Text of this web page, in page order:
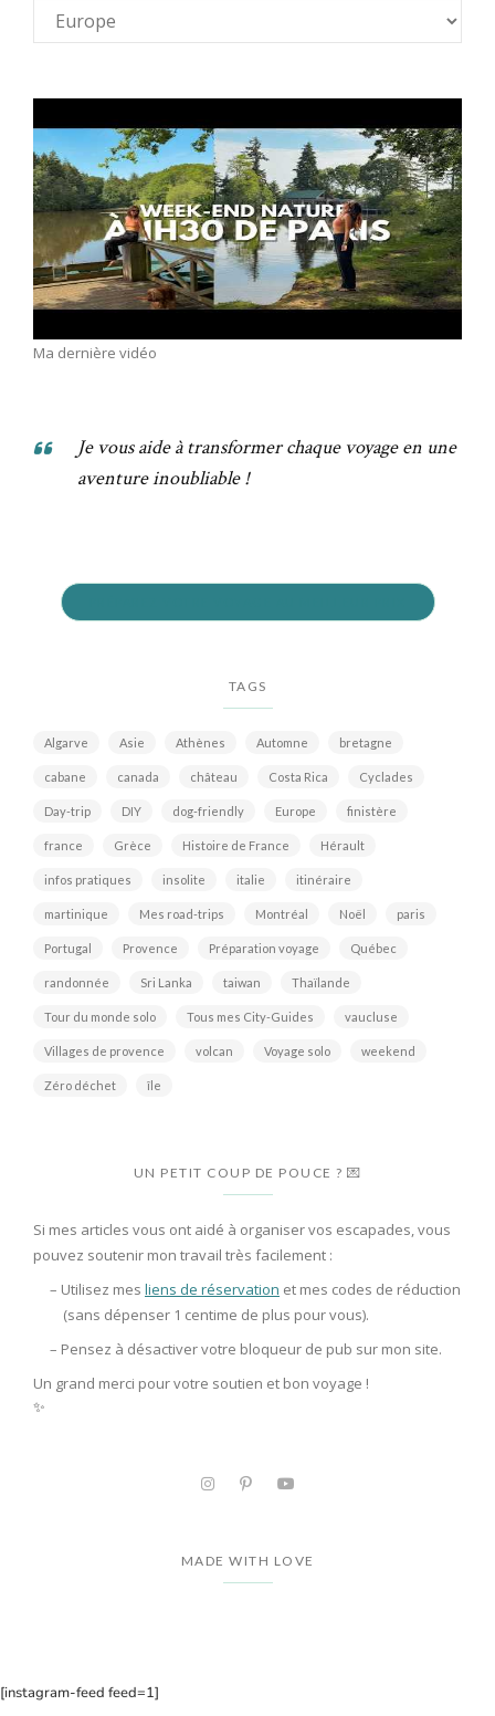
Ma dernière vidéo
Je vous aide à transformer chaque voyage en une
aventure inoubliable !
TAGS
Algarve Asie Athènes Automne bretagne
cabane canada château Costa Rica Cyclades
Day-trip DIY dog-friendly Europe finistère
france Grèce Histoire de France Hérault
infos pratiques insolite italie itinéraire
martinique Mes road-trips Montréal Noël paris
Portugal Provence Préparation voyage Québec
randonnée Sri Lanka taiwan Thaïlande
Tour du monde solo Tous mes City-Guides vaucluse
Villages de provence volcan Voyage solo weekend
Zéro déchet île
UN PETIT COUP DE POUCE ? 💌
Si mes articles vous ont aidé à organiser vos escapades, vous
pouvez soutenir mon travail très facilement :
– Utilisez mes liens de réservation et mes codes de réduction
(sans dépenser 1 centime de plus pour vous).
– Pensez à désactiver votre bloqueur de pub sur mon site.
Un grand merci pour votre soutien et bon voyage !
✨
MADE WITH LOVE
[instagram-feed feed=1]